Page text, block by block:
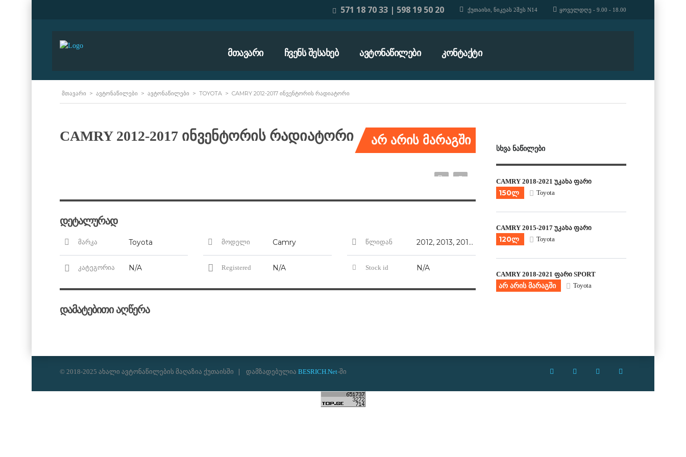
ᲧᲝᲕᲔᲚᲓᲦᲔ - 9.00 - 18.00
ᲥᲣᲗᲐᲘᲡᲘ, ᲜᲘᲙᲔᲐᲡ 2ᲨᲔᲡ N14
571 18 70 33 | 598 19 50 20
ᲛᲗᲐᲕᲐᲠᲘ ᲩᲕᲔᲜᲡ ᲨᲔᲡᲐᲮᲔᲑ ᲐᲕᲢᲝᲜᲐᲬᲘᲚᲔᲑᲘ ᲙᲝᲜᲢᲐᲥᲢᲘ
ᲛᲗᲐᲕᲐᲠᲘ > ᲐᲕᲢᲝᲜᲐᲬᲘᲚᲔᲑᲘ > ᲐᲕᲢᲝᲜᲐᲬᲘᲚᲔᲑᲘ > TOYOTA > CAMRY 2012-2017 ᲘᲜᲕᲔᲜᲢᲝᲠᲘᲡ ᲠᲐᲓᲘᲐᲢᲝᲠᲘ
არ არის მარაგში
CAMRY 2012-2017 ინვენტორის რადიატორი
დეტალურად
მარკა Toyota მოდელი Camry წლიდან 2012, 2013, 2014, 2015, 2016, 2017
კატეგორია N/A Registered N/A Stock id N/A
დამატებითი აღწერა
ᲡᲮᲕᲐ ᲜᲐᲬᲘᲚᲔᲑᲘ
CAMRY 2018-2021 უკანა ფარი
150ლ Toyota
CAMRY 2015-2017 უკანა ფარი
120ლ Toyota
CAMRY 2018-2021 ფარი SPORT
არ არის მარაგში Toyota
© 2018-2025 ახალი ავტონაწილების მაღაზია ქუთაისში დამზადებულია BESRICH.Net-ში